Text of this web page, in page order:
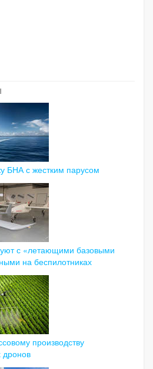
БНА с жестким парусом
с «летающими базовыми
на беспилотниках
производству
дронов